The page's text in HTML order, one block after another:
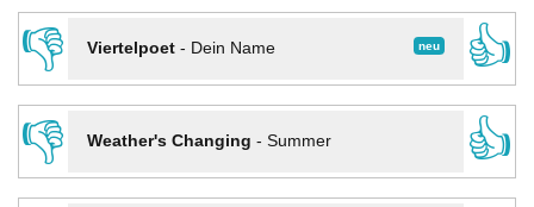
👎
neu
Viertelpoet- Dein Name
👍
👎
Weather's Changing - Summer
👍